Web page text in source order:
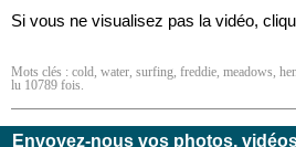
Si vous ne visualisez pas la vidéo,
Mots clés : cold, water, surfing, freddie, meadows,
lu 10789 fois.
Envoyez-nous vos photos,